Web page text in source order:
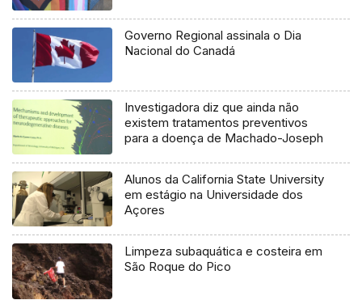
Governo Regional assinala o Dia
Nacional do Canadá
Investigadora diz que ainda não
existem tratamentos preventivos
para a doença de Machado-Joseph
Alunos da California State University
em estágio na Universidade dos
Açores
Limpeza subaquática e costeira em
São Roque do Pico